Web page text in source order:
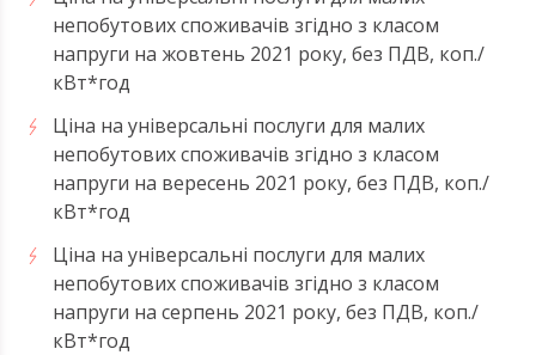
непобутових споживачів згідно з класом
напруги на жовтень 2021 року, без ПДВ, коп./
кВт*год
Ціна на універсальні послуги для малих
непобутових споживачів згідно з класом
напруги на вересень 2021 року, без ПДВ, коп./
кВт*год
Ціна на універсальні послуги для малих
непобутових споживачів згідно з класом
напруги на серпень 2021 року, без ПДВ, коп./
кВт*год